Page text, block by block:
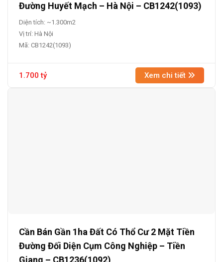
Đường Huyết Mạch – Hà Nội – CB1242(1093)
Diện tích: ~1.300m2
Vị trí: Hà Nội
Mã: CB1242(1093)
1.700 tỷ Xem chi tiết
Cần Bán Gần 1ha Đất Có Thổ Cư 2 Mặt Tiền
Đường Đối Diện Cụm Công Nghiệp – Tiền
Giang – CB1236(1092)